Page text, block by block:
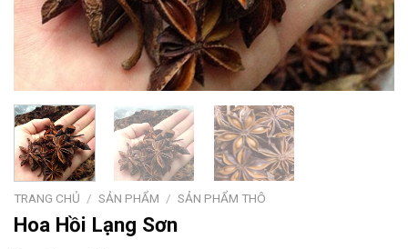
TRANG CHỦ / SẢN PHẨM / SẢN PHẨM THÔ
Hoa Hồi Lạng Sơn